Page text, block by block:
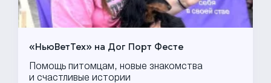
«НьюВетТех» на Дог Порт Фесте
Помощь питомцам, новые знакомства
и счастливые истории